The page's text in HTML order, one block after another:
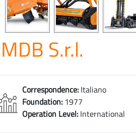
MDB S.r.l.
Correspondence: Italiano
Foundation: 1977
Operation Level: International